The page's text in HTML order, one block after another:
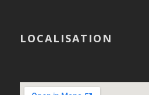
LOCALISATION